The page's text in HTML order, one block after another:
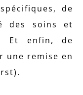
de
des soins et
Et enfin, de
remise en